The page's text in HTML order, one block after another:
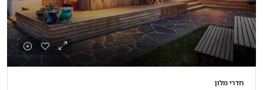
חדרי מלון